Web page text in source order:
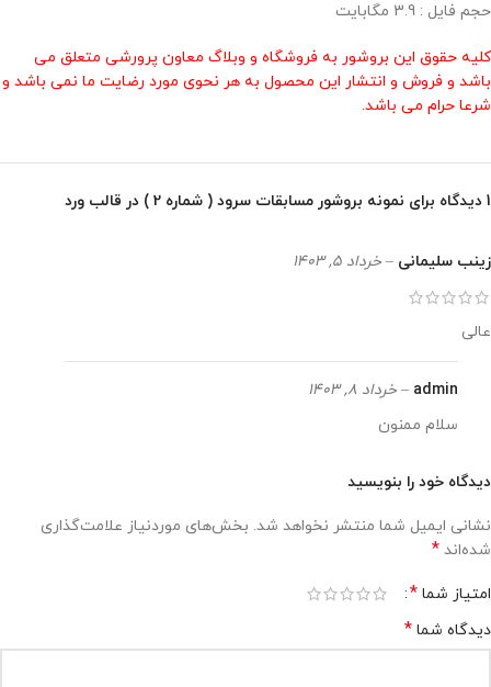
حجم فایل : 3.9 مگابایت
کلیه حقوق این بروشور به فروشگاه و وبلاگ معاون پرورشی متعلق می
باشد و فروش و انتشار این محصول به هر نحوی مورد رضایت ما نمی باشد و
شرعا حرام می باشد.
1 دیدگاه برای نمونه بروشور مسابقات سرود ( شماره 2 ) در قالب ورد
زینب سلیمانی – خرداد 5, 1403
عالی
admin
– خرداد 8, 1403
سلام ممنون
دیدگاه خود را بنویسید
نشانی ایمیل شما منتشر نخواهد شد. بخش‌های موردنیاز علامت‌گذاری
شده‌اند *
امتیاز شما *
دیدگاه شما *